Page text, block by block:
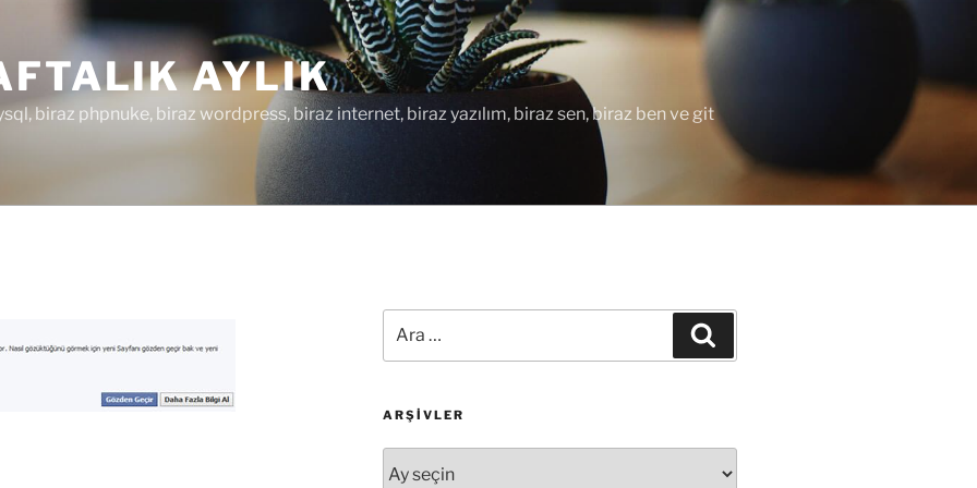
AYLIK
biraz phpnuke, biraz wordpress, biraz internet, biraz yazılım, biraz sen, biraz ben ve git
ARŞIVLER